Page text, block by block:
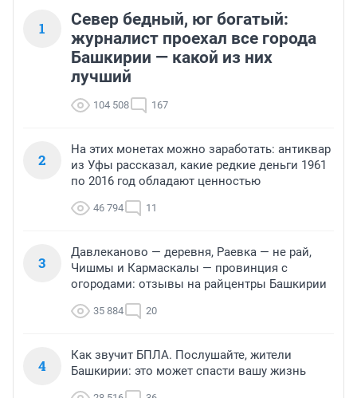
1
Север бедный, юг богатый:
журналист проехал все города
Башкирии — какой из них
лучший
104 508 167
2
На этих монетах можно заработать: антиквар
из Уфы рассказал, какие редкие деньги 1961
по 2016 год обладают ценностью
46 794 11
3
Давлеканово — деревня, Раевка — не рай,
Чишмы и Кармаскалы — провинция с
огородами: отзывы на райцентры Башкирии
35 884 20
4
Как звучит БПЛА. Послушайте, жители
Башкирии: это может спасти вашу жизнь